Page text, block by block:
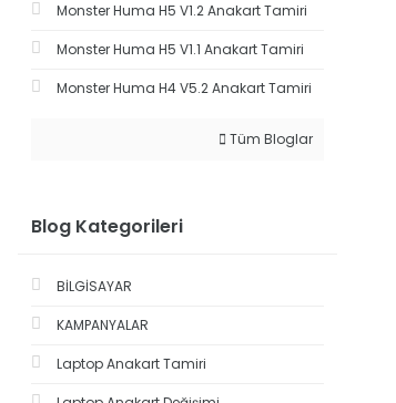
Monster Huma H5 V1.2 Anakart Tamiri
Monster Huma H5 V1.1 Anakart Tamiri
Monster Huma H4 V5.2 Anakart Tamiri
Tüm Bloglar
Blog Kategorileri
BİLGİSAYAR
KAMPANYALAR
Laptop Anakart Tamiri